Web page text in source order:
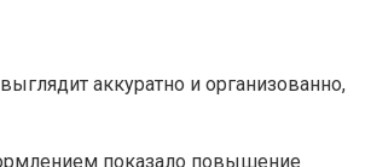
аккуратно и организованно,
показало повышение